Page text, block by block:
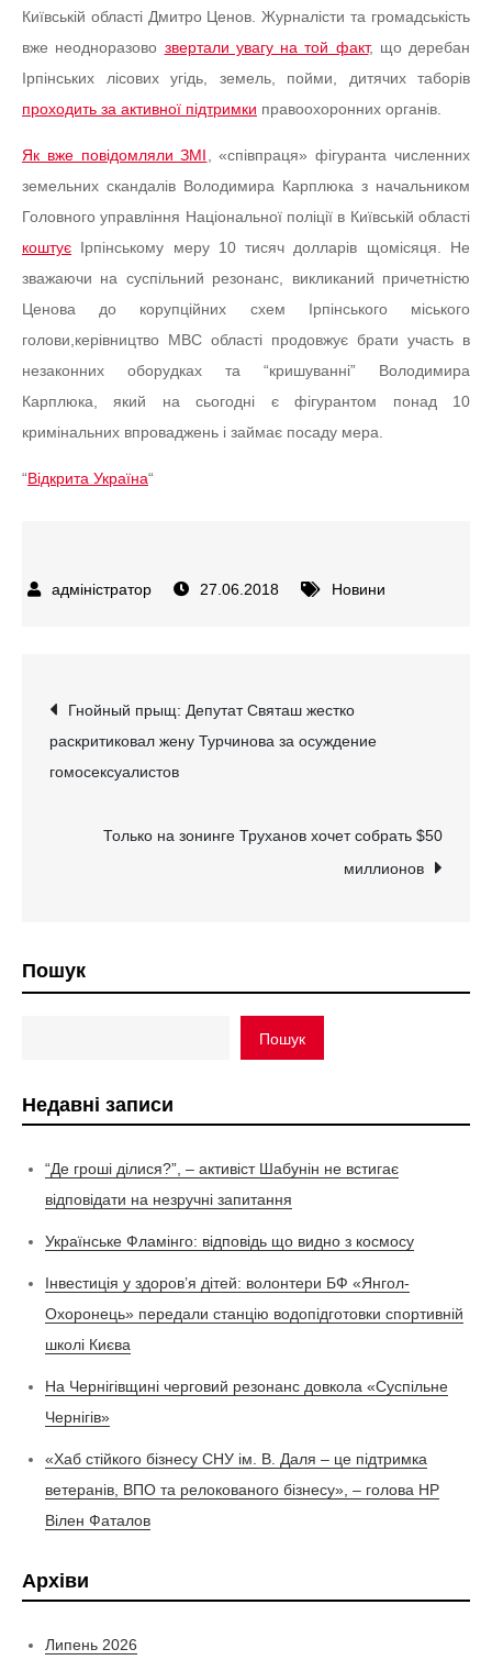
Київській області Дмитро Ценов. Журналісти та громадськість
вже неодноразово звертали увагу на той факт, що деребан
Ірпінських лісових угідь, земель, пойми, дитячих таборів
проходить за активної підтримки правоохоронних органів.
Як вже повідомляли ЗМІ , «співпраця» фігуранта численних
земельних скандалів Володимира Карплюка з начальником
Головного управління Національної поліції в Київській області
коштує Ірпінському меру 10 тисяч долларів щомісяця. Не
зважаючи на суспільний резонанс, викликаний причетністю
Ценова до корупційних схем Ірпінського міського
голови,керівництво МВС області продовжує брати участь в
незаконних оборудках та “кришуванні” Володимира
Карплюка, який на сьогодні є фігурантом понад 10
кримінальних впроваджень і займає посаду мера.
“Відкрита Україна“
27.06.2018 Новини
Навігація
записів
Гнойный прыщ: Депутат Святаш жестко
раскритиковал жену Турчинова за осуждение
гомосексуалистов
Только на зонинге Труханов хочет собрать $50
миллионов
Пошук
Пошук
Недавні записи
“Де гроші ділися?”, – активіст Шабунін не встигає
відповідати на незручні запитання
Українське Фламінго: відповідь що видно з космосу
Інвестиція у здоров’я дітей: волонтери БФ «Янгол-
Охоронець» передали станцію водопідготовки спортивній
школі Києва
На Чернігівщині черговий резонанс довкола «Суспільне
Чернігів»
«Хаб стійкого бізнесу СНУ ім. В. Даля – це підтримка
ветеранів, ВПО та релокованого бізнесу», – голова НР
Вілен Фаталов
Архіви
Липень 2026